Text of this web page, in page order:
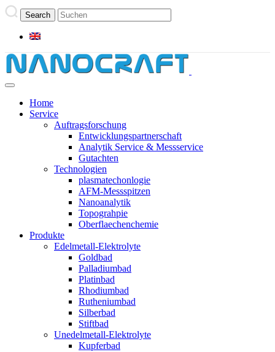
Home
Service
Auftragsforschung
Entwicklungspartnerschaft
Analytik Service & Messservice
Gutachten
Technologien
plasmatechonlogie
AFM-Messspitzen
Nanoanalytik
Topograhpie
Oberflaechenchemie
Produkte
Edelmetall-Elektrolyte
Goldbad
Palladiumbad
Platinbad
Rhodiumbad
Rutheniumbad
Silberbad
Stiftbad
Unedelmetall-Elektrolyte
Kupferbad